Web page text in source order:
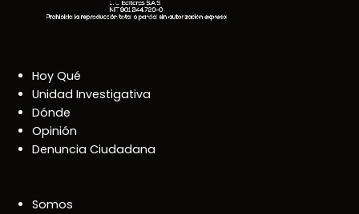
Hoy Qué
Unidad Investigativa
Dónde
Opinión
Denuncia Ciudadana
Somos